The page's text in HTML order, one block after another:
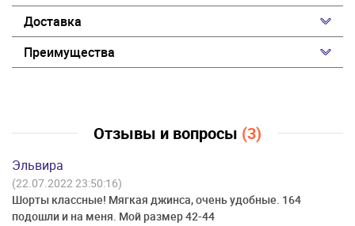
Доставка
Преимущества
Отзывы и вопросы (3)
Эльвира
(22.07.2022 23:50:16)
Шорты классные! Мягкая джинса, очень удобные. 164
подошли и на меня. Мой размер 42-44